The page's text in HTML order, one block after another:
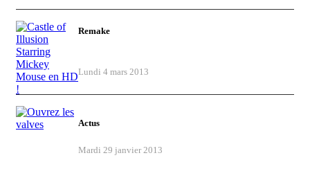
Remake
Lundi 4 mars 2013
Actus
Mardi 29 janvier 2013